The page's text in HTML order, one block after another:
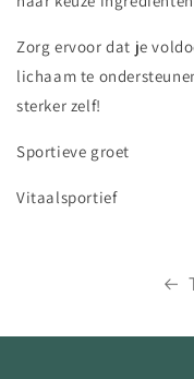
Zorg ervoor dat je
lichaam te
sterker zelf!
Sportieve groet
Vitaalsportief